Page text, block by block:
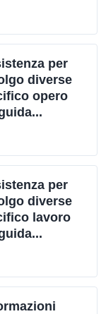
per
diverse
opero
per
diverse
lavoro